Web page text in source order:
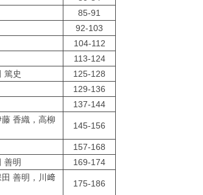
85-91
92-103
104-112
113-124
篤史
125-128
129-136
137-144
香織，高柳
145-156
157-168
善明 169-174
善明，川﨑
175-186